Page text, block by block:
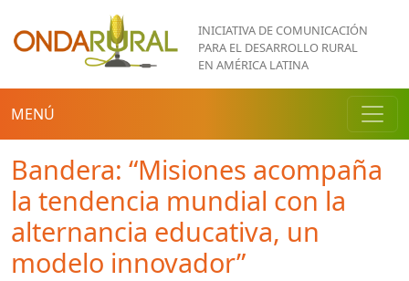
Pasar al contenido principal
INICIATIVA DE COMUNICACIÓN
PARA EL DESARROLLO RURAL
EN AMÉRICA LATINA
MENÚ
Bandera: “Misiones acompaña
la tendencia mundial con la
alternancia educativa, un
modelo innovador”